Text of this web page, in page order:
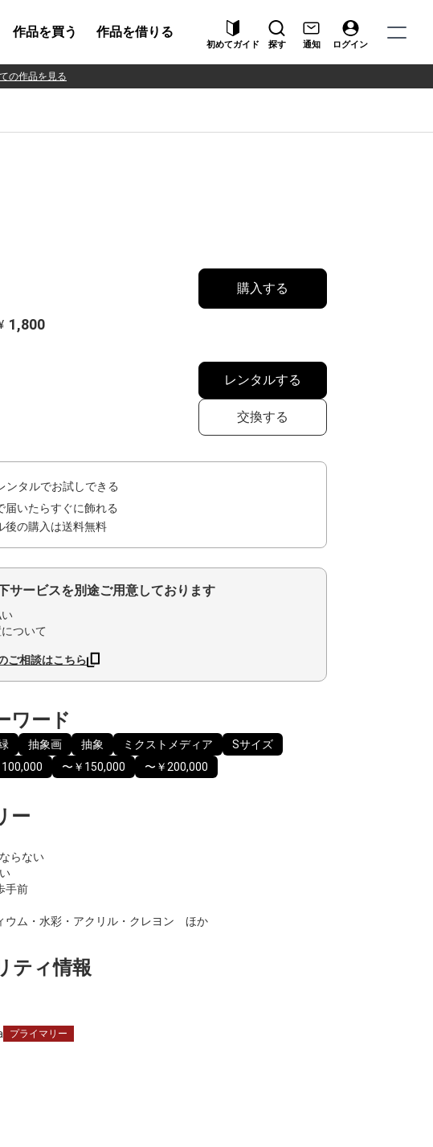
作品を買う 作品を借りる
初めてガイド 探す 通知 ログイン
の作品を見る
1,800
購入する
レンタルする
交換する
ンタルでお試しできる
届いたらすぐに飾れる
後の購入は送料無料
サービスを別途ご用意しております
ついて
ご相談はこちら
ワード
抽象画 抽象 ミクストメディア
Sサイズ
〜￥150,000 〜￥200,000
ー
らない
手前
ウム・水彩・アクリル・クレヨン ほか
ティ情報
プライマリー